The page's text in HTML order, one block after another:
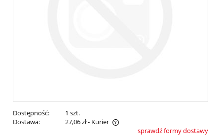
Dostępność:
1 szt.
Dostawa:
27,06 zł- Kurier
Cena nie zawiera ewentualnych kosztów płatnościsprawdź formy dostawy